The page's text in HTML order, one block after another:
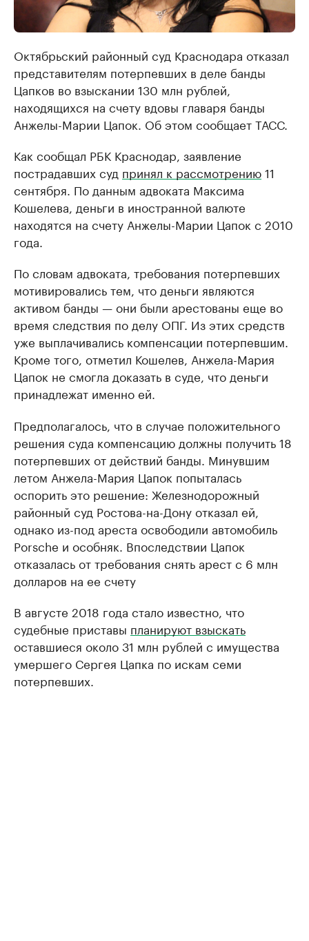
Октябрьский районный суд Краснодара отказал
представителям потерпевших в деле банды
Цапков во взыскании 130 млн рублей,
находящихся на счету вдовы главаря банды
Анжелы-Марии Цапок. Об этом сообщает ТАСС.
Как сообщал РБК Краснодар, заявление
пострадавших суд принял к рассмотрению11
сентября. По данным адвоката Максима
Кошелева, деньги в иностранной валюте
находятся на счету Анжелы-Марии Цапок с 2010
года.
По словам адвоката, требования потерпевших
мотивировались тем, что деньги являются
активом банды — они были арестованы еще во
время следствия по делу ОПГ. Из этих средств
уже выплачивались компенсации потерпевшим.
Кроме того, отметил Кошелев, Анжела-Мария
Цапок не смогла доказать в суде, что деньги
принадлежат именно ей.
Предполагалось, что в случае положительного
решения суда компенсацию должны получить 18
потерпевших от действий банды. Минувшим
летом Анжела-Мария Цапок попыталась
оспорить это решение: Железнодорожный
районный суд Ростова-на-Дону отказал ей,
однако из-под ареста освободили автомобиль
Porsche и особняк. Впоследствии Цапок
отказалась от требования снять арест с 6 млн
долларов на ее счету
В августе 2018 года стало известно, что
судебные приставы планируют взыскать
оставшиеся около 31 млн рублей с имущества
умершего Сергея Цапка по искам семи
потерпевших.